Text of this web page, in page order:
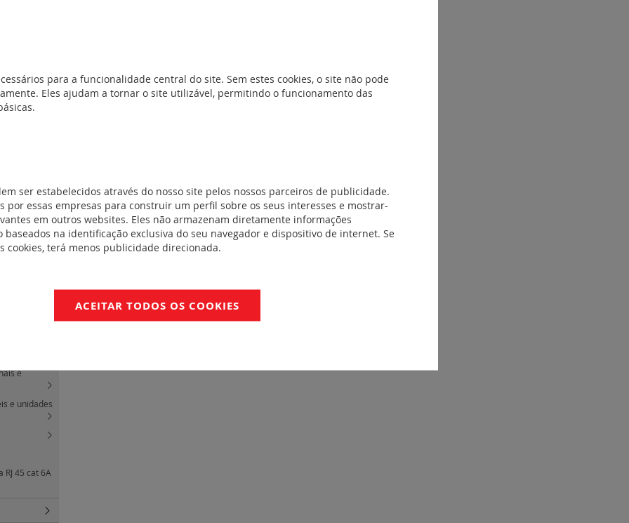
cat.6A
a
(0)
6 -
e
e unidades
RJ 45 cat 6A
para a funcionalidade central do site. Sem estes cookies, o site não pode
Eles ajudam a tornar o site utilizável, permitindo o funcionamento das
ser estabelecidos através do nosso site pelos nossos parceiros de publicidade.
por essas empresas para construir um perfil sobre os seus interesses e mostrar-
em outros websites. Eles não armazenam diretamente informações
baseados na identificação exclusiva do seu navegador e dispositivo de internet. Se
cookies, terá menos publicidade direcionada.
ACEITAR TODOS OS COOKIES